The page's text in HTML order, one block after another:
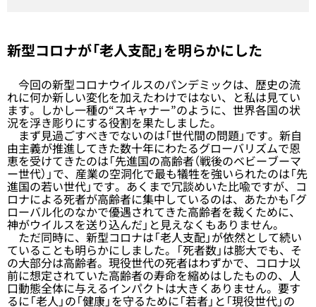
新型コロナが「老人支配」を明らかにした
今回の新型コロナウイルスのパンデミックは、歴史の流
れに何か新しい変化を加えたわけではない、と私は見てい
ます。しかし一種の“スキャナー”のように、世界各国の状
況を浮き彫りにする役割を果たしました。
まず見過ごすべきでないのは「世代間の問題」です。新自
由主義が推進してきた数十年にわたるグローバリズムで恩
恵を受けてきたのは「先進国の高齢者（戦後のベビーブーマ
ー世代）」で、産業の空洞化で最も犠牲を強いられたのは「先
進国の若い世代」です。あくまで冗談めいた比喩ですが、コ
ロナによる死者が高齢者に集中しているのは、あたかも「グ
ローバル化のなかで優遇されてきた高齢者を裁くために、
神がウイルスを送り込んだ」と見えなくもありません。
ただ同時に、新型コロナは「老人支配」が依然として続い
ていることも明らかにしました。「死者数」は膨大でも、そ
の大部分は高齢者。現役世代の死者はわずかで、コロナ以
前に想定されていた高齢者の寿命を縮めはしたものの、人
口動態全体に与えるインパクトは大きくありません。要す
るに「老人」の「健康」を守るために「若者」と「現役世代」の